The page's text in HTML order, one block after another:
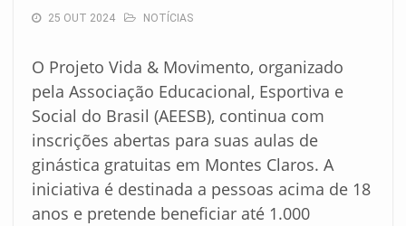
25 OUT 2024 NOTÍCIAS
O Projeto Vida & Movimento, organizado
pela Associação Educacional, Esportiva e
Social do Brasil (AEESB), continua com
inscrições abertas para suas aulas de
ginástica gratuitas em Montes Claros. A
iniciativa é destinada a pessoas acima de 18
anos e pretende beneficiar até 1.000